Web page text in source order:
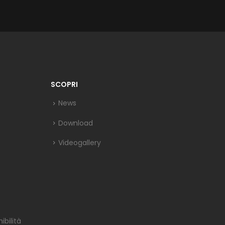
SCOPRI
News
Download
Videogallery